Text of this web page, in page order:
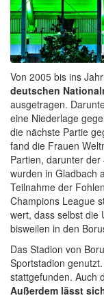
Von 2005 bis ins
deutschen
ausgetragen.
eine Niederlage
die nächste Partie
fand die Frauen
Partien, darunter
wurden in Gladbach
Teilnahme der
Champions League
wert, dass selbst die
bisweilen in den
Das Stadion von
Sportstadion
stattgefunden. Auch
Außerdem lässt